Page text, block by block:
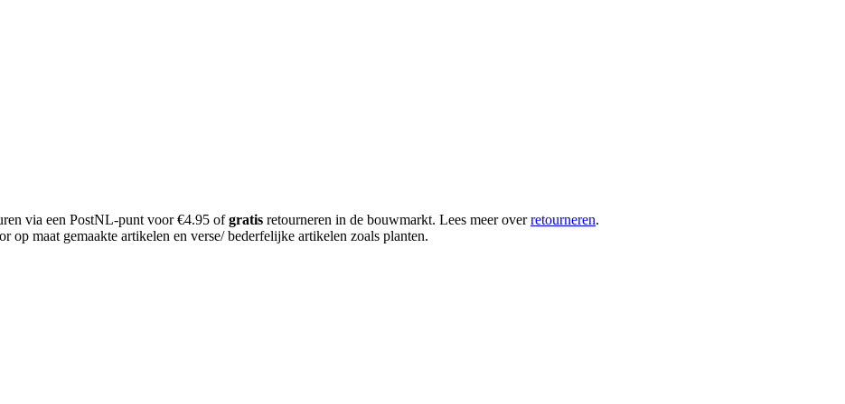
via een PostNL-punt voor €4.95 ofgratis retourneren in de bouwmarkt. Lees meer overretourneren.
maat gemaakte artikelen en verse/ bederfelijke artikelen zoals planten.